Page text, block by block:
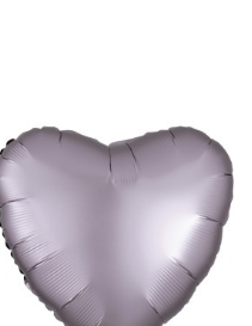
favorite_border